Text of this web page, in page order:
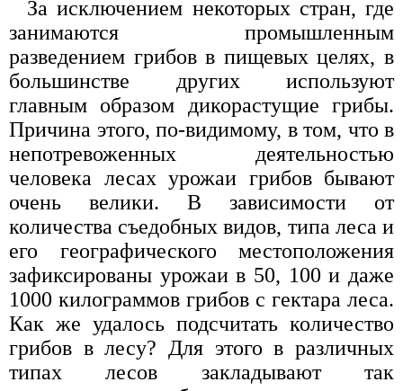
За исключением некоторых стран, где
занимаются промышленным
разведением грибов в пищевых целях, в
большинстве других используют
главным образом дикорастущие грибы.
Причина этого, по-видимому, в том, что в
непотревоженных деятельностью
человека лесах урожаи грибов бывают
очень велики. В зависимости от
количества съедобных видов, типа леса и
его географического местоположения
зафиксированы урожаи в 50, 100 и даже
1000 килограммов грибов с гектара леса.
Как же удалось подсчитать количество
грибов в лесу? Для этого в различных
типах лесов закладывают так